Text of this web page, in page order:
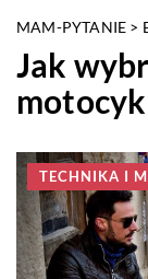
MAM-PYTANIE >
Jak
TECHNIKA I